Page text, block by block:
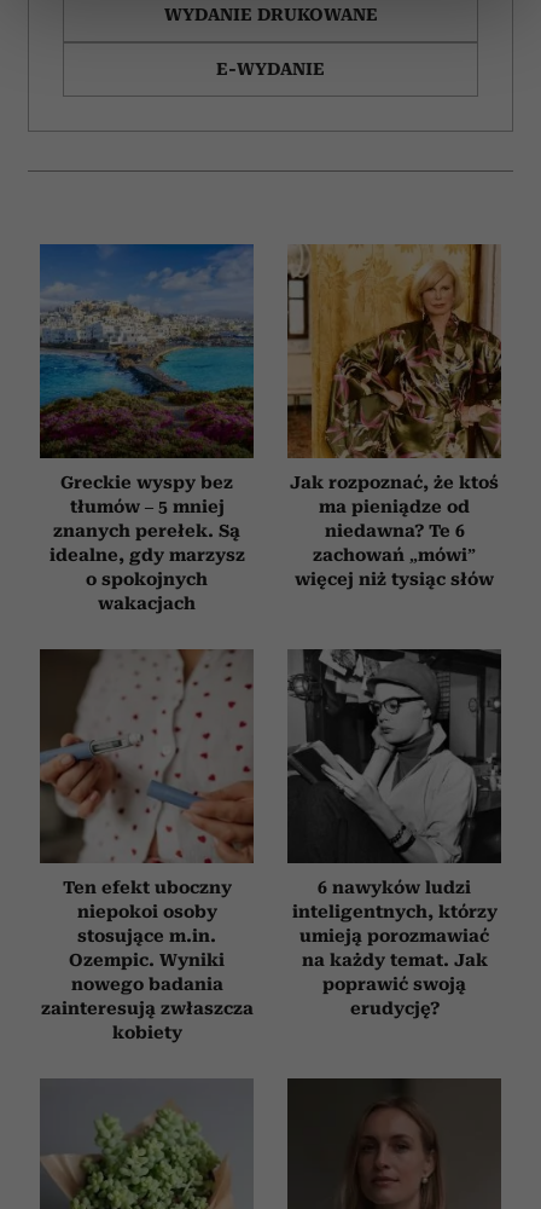
sekcji szczegółów. W Deklaracji plików cookie możesz
zmienić lub wycofać swoją zgodę w dowolnej chwili.
i reklam, aby oferować funkcje społecznościowe i
analizować ruch w naszej witrynie. Informacje o tym, jak
Partnerzy mogą połączyć te informacje z innymi danymi
otrzymanymi od Ciebie lub uzyskanymi podczas
korzystania z ich usług.
WYDANIE DRUKOWANE
E-WYDANIE
Greckie wyspy bez
tłumów – 5 mniej
znanych perełek. Są
idealne, gdy marzysz
o spokojnych
wakacjach
Jak rozpoznać, że ktoś
ma pieniądze od
niedawna? Te 6
zachowań „mówi”
więcej niż tysiąc słów
Ten efekt uboczny
niepokoi osoby
stosujące m.in.
Ozempic. Wyniki
nowego badania
zainteresują zwłaszcza
kobiety
6 nawyków ludzi
inteligentnych, którzy
umieją porozmawiać
na każdy temat. Jak
poprawić swoją
erudycję?